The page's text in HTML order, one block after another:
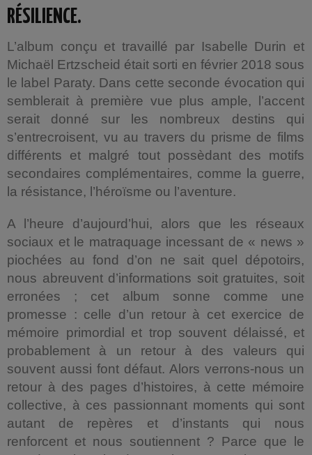
RÉSILIENCE.
L’album conçu et travaillé par Isabelle Durin et
Michaël Ertzscheid était sorti en février 2018 sous
le label Paraty. Dans cette seconde évocation qui
semblerait à première vue plus ample, l’accent
serait donné sur les nombreux destins qui
s’entrecroisent, vu au travers du prisme de films
différents et malgré tout possèdant des motifs
secondaires complémentaires, comme la guerre,
la résistance, l’héroïsme ou l’aventure.
A l’heure d’aujourd’hui, alors que les réseaux
sociaux et le matraquage incessant de « news »
piochées au fond d’on ne sait quel dépotoirs,
nous abreuvent d’informations soit gratuites, soit
erronées ; cet album sonne comme une
promesse : celle d’un retour à cet exercice de
mémoire primordial et trop souvent délaissé, et
probablement à un retour à des valeurs qui
souvent aussi font défaut. Alors verrons-nous un
retour à des pages d’histoires, à cette mémoire
collective, à ces passionnant moments qui sont
autant de repères et d’instants qui nous
renforcent et nous soutiennent ? Parce que le